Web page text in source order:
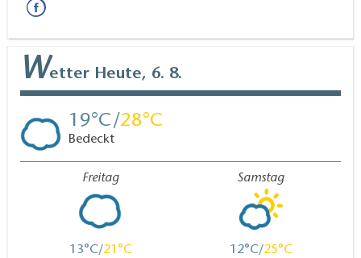
Wetter Heute, 6. 8.
19 28
Bedeckt
Freitag
13 21
Samstag
12 25